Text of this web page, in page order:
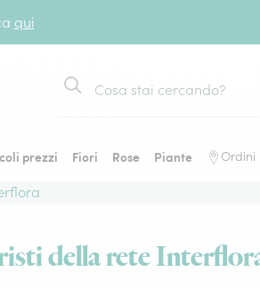
qui
Cerca
prezzi Fiori Rose Piante Ordini
della rete